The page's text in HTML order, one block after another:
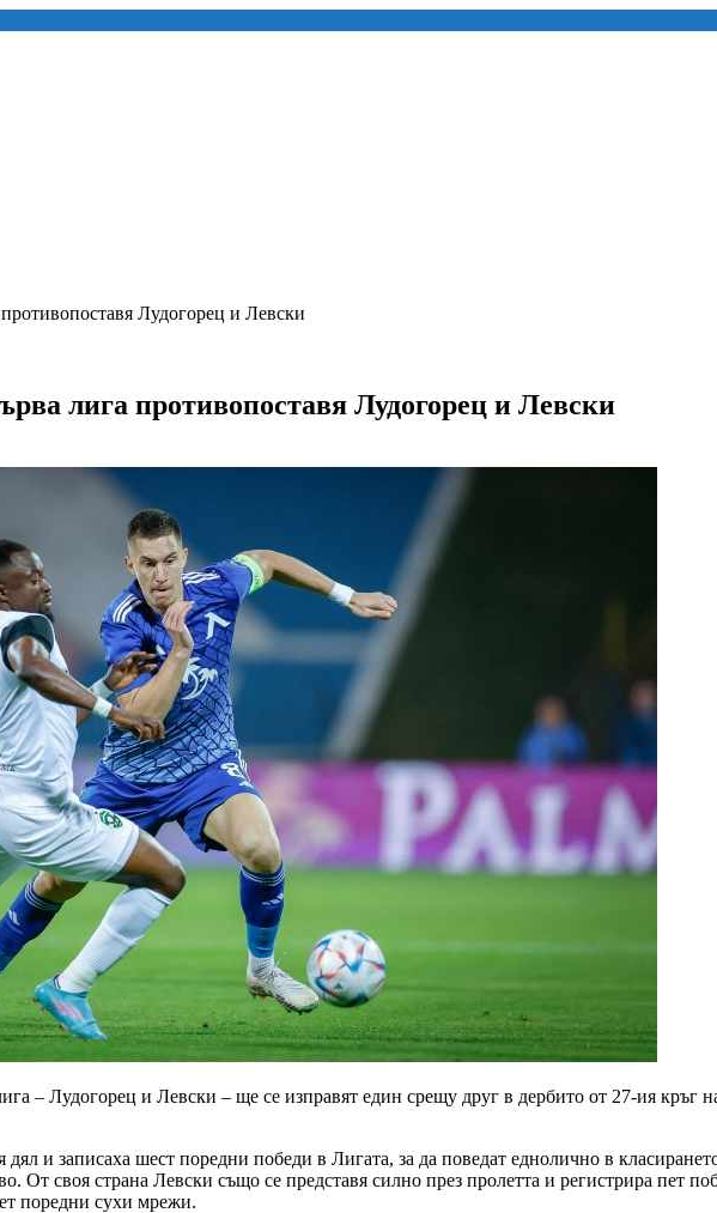
Лудогорец и Левски
лига противопоставя Лудогорец и Левски
– Лудогорец и Левски – ще се изправят един срещу друг в дербито от 27-ия кръг
и записаха шест поредни победи в Лигата, за да поведат еднолично в
От своя страна Левски също се представя силно през пролетта и регистрира пет
поредни сухи мрежи.